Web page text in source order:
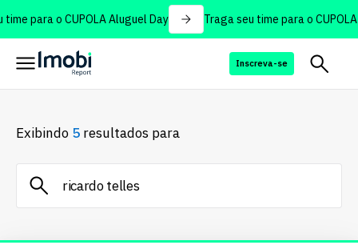
para o CUPOLA Aluguel Day Traga seu time para o CUPOLA
Inscreva-se
Exibindo 5 resultados para